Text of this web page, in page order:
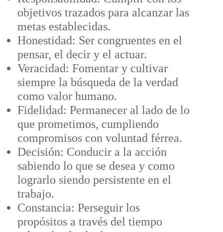
objetivos trazados para alcanzar las
metas establecidas.
Honestidad: Ser congruentes en el
pensar, el decir y el actuar.
Veracidad: Fomentar y cultivar
siempre la búsqueda de la verdad
como valor humano.
Fidelidad: Permanecer al lado de lo
que prometimos, cumpliendo
compromisos con voluntad férrea.
Decisión: Conducir a la acción
sabiendo lo que se desea y como
lograrlo siendo persistente en el
trabajo.
Constancia: Perseguir los
propósitos a través del tiempo